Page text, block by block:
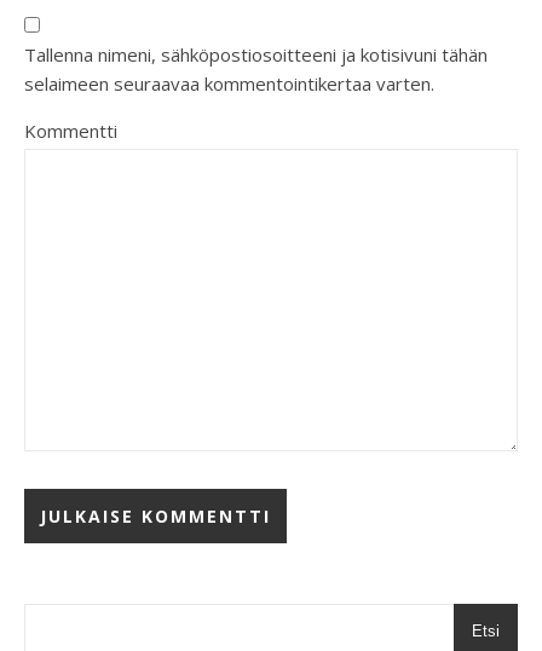
Tallenna nimeni, sähköpostiosoitteeni ja kotisivuni tähän
selaimeen seuraavaa kommentointikertaa varten.
Kommentti
Etsi